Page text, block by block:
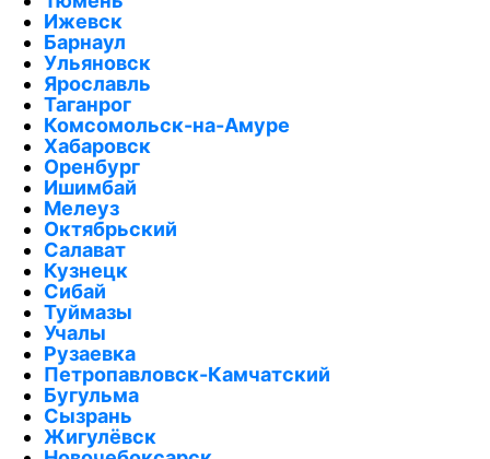
Ижевск
Барнаул
Ульяновск
Ярославль
Таганрог
Комсомольск-на-Амуре
Хабаровск
Оренбург
Ишимбай
Мелеуз
Октябрьский
Салават
Кузнецк
Сибай
Туймазы
Учалы
Рузаевка
Петропавловск-Камчатский
Бугульма
Сызрань
Жигулёвск